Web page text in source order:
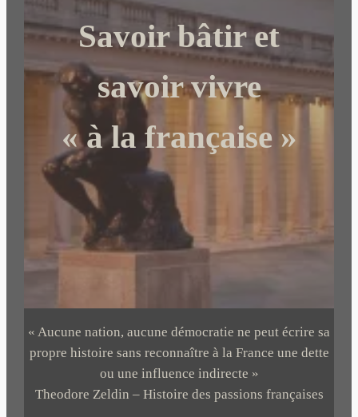
c
h
r
Savoir bâtir et
savoir vivre
« à la française »
« Aucune nation, aucune démocratie ne peut écrire sa
propre histoire sans reconnaître à la France une dette
ou une influence indirecte »
Theodore Zeldin – Histoire des passions françaises